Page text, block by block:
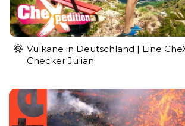
Vulkane in Deutschland | Eine
Checker Julian